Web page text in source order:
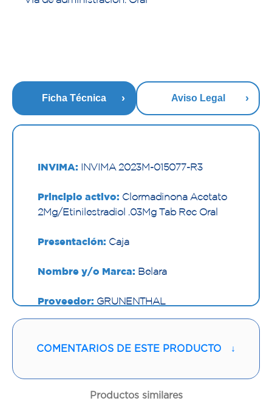
Ficha Técnica Aviso Legal
INVIMA: INVIMA 2023M-015077-R3
Principio activo: Clormadinona Acetato
2Mg/Etinilestradiol .03Mg Tab Rec Oral
Presentación: Caja
Nombre y/o Marca: Belara
Proveedor: GRUNENTHAL
COLOMBIANA S.A.
Vía de administración:ORAL
COMENTARIOS DE ESTE PRODUCTO ↓
Productos similares